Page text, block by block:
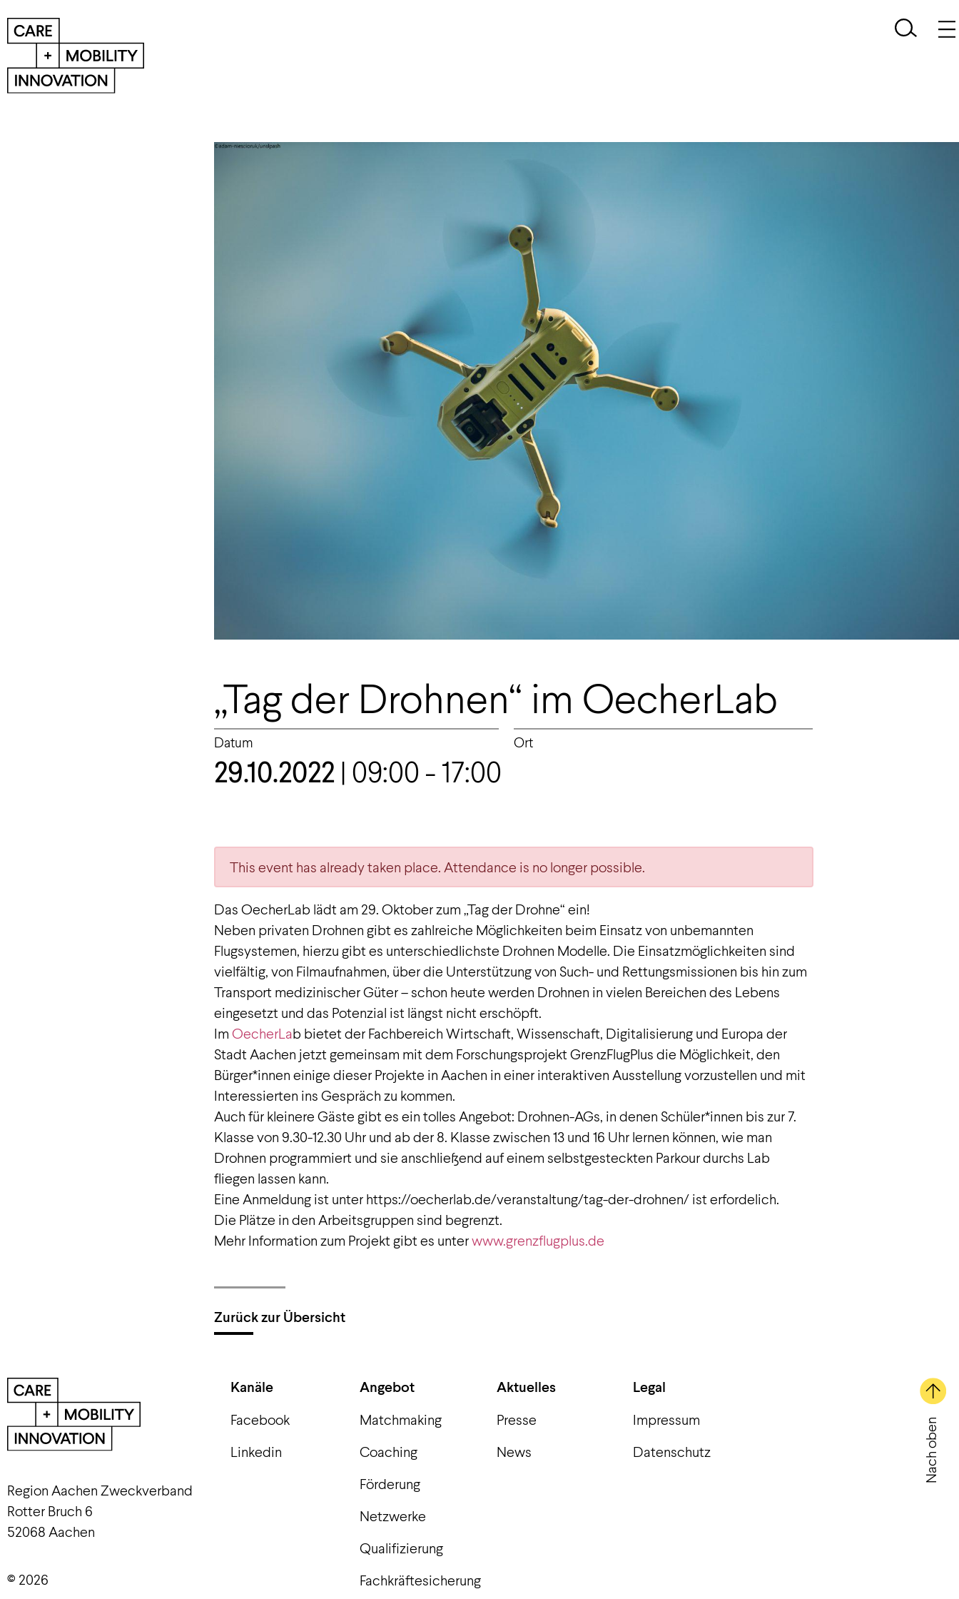
Event-Übersicht
„Tag der Drohnen“ im OecherLab
Datum
29.10.2022 | 09:00 - 17:00
Ort
This event has already taken place. Attendance is no longer possible.
Das OecherLab lädt am 29. Oktober zum „Tag der Drohne“ ein!
Neben privaten Drohnen gibt es zahlreiche Möglichkeiten beim Einsatz von unbemannten
Flugsystemen, hierzu gibt es unterschiedlichste Drohnen Modelle. Die Einsatzmöglichkeiten sind
vielfältig, von Filmaufnahmen, über die Unterstützung von Such- und Rettungsmissionen bis hin zum
Transport medizinischer Güter – schon heute werden Drohnen in vielen Bereichen des Lebens
eingesetzt und das Potenzial ist längst nicht erschöpft.
Im OecherLab bietet der Fachbereich Wirtschaft, Wissenschaft, Digitalisierung und Europa der
Stadt Aachen jetzt gemeinsam mit dem Forschungsprojekt GrenzFlugPlus die Möglichkeit, den
Bürger*innen einige dieser Projekte in Aachen in einer interaktiven Ausstellung vorzustellen und mit
Interessierten ins Gespräch zu kommen.
Auch für kleinere Gäste gibt es ein tolles Angebot: Drohnen-AGs, in denen Schüler*innen bis zur 7.
Klasse von 9.30-12.30 Uhr und ab der 8. Klasse zwischen 13 und 16 Uhr lernen können, wie man
Drohnen programmiert und sie anschließend auf einem selbstgesteckten Parkour durchs Lab
fliegen lassen kann.
Eine Anmeldung ist unter https://oecherlab.de/veranstaltung/tag-der-drohnen/ ist erfordelich.
Die Plätze in den Arbeitsgruppen sind begrenzt.
Mehr Information zum Projekt gibt es unterwww.grenzflugplus.de
Zurück zur Übersicht
Region Aachen Zweckverband
Rotter Bruch 6
52068 Aachen
© 2026
Kanäle
Facebook
Linkedin
Angebot
Matchmaking
Coaching
Förderung
Netzwerke
Qualifizierung
Fachkräftesicherung
Aktuelles
Presse
News
Legal
Impressum
Datenschutz
Nach oben